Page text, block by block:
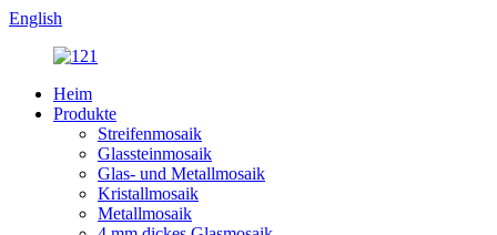
English
Heim
Produkte
Streifenmosaik
Glassteinmosaik
Glas- und Metallmosaik
Kristallmosaik
Metallmosaik